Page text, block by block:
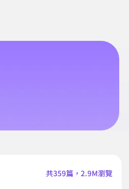
共359篇，2.9M瀏覽